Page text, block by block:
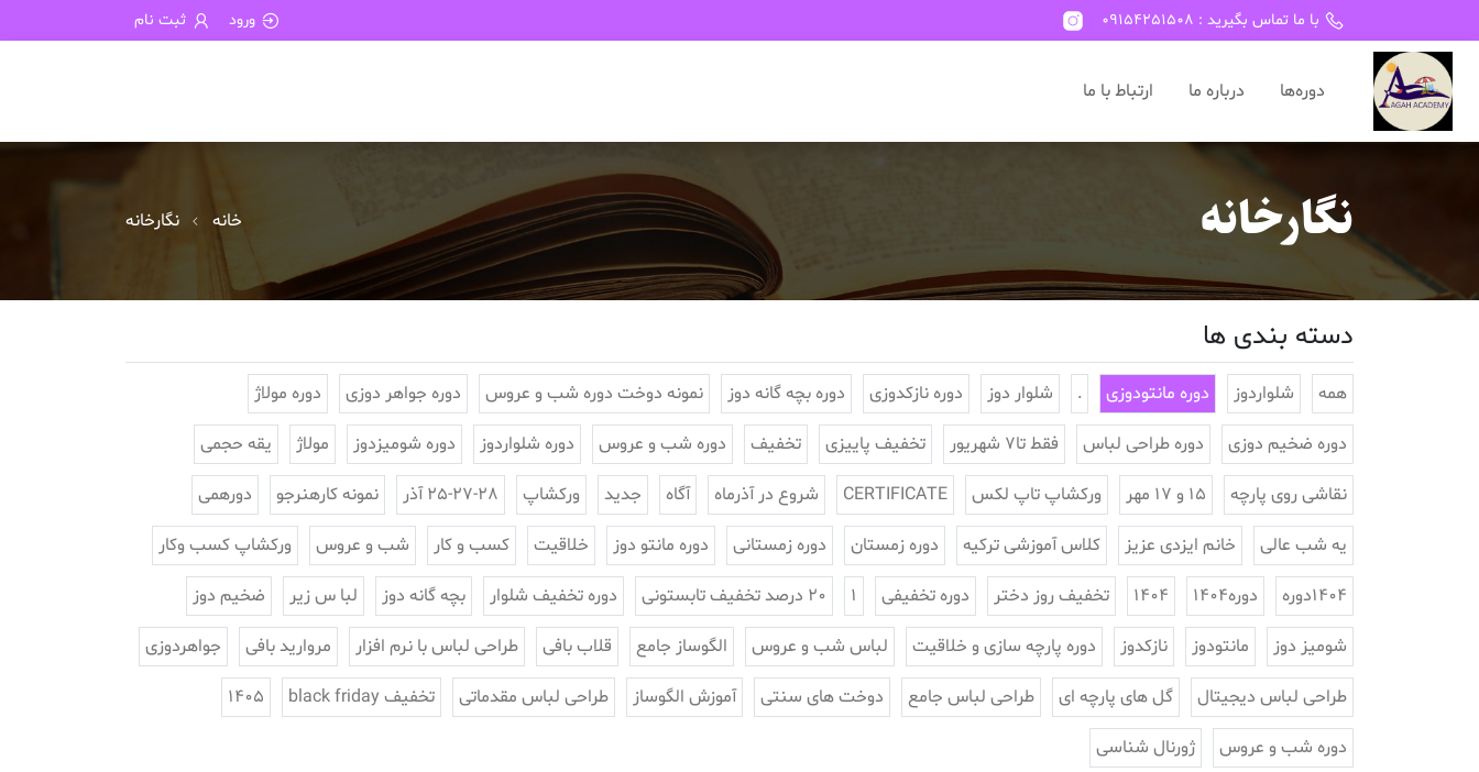
با ما تماس بگیرید : 09154251508 ورود ثبت نام
دوره‌ها درباره ما ارتباط با ما
نگارخانه خانه نگارخانه
دسته بندی ها
همه شلواردوز دوره مانتودوزی . شلوار دوز دوره نازکدوزی دوره بچه گانه دوز نمونه دوخت دوره شب و عروس دوره جواهر دوزی دوره مولاژ
دوره ضخیم دوزی دوره طراحی لباس فقط تا7 شهریور تخفیف پاییزی تخفیف دوره شب و عروس دوره شلواردوز دوره شومیزدوز مولاژ یقه حجمی
نقاشی روی پارچه 15 و 17 مهر ورکشاپ تاپ لکس CERTIFICATE شروع در آذرماه آگاه جدید ورکشاپ 25-27-28 آذر نمونه کارهنرجو دورهمی
یه شب عالی خانم ایزدی عزیز کلاس آموزشی ترکیه دوره زمستان دوره زمستانی دوره مانتو دوز خلاقیت کسب و کار شب و عروس ورکشاپ کسب وکار
1404دوره دوره1404 1404 تخفیف روز دختر دوره تخفیفی 1 20 درصد تخفیف تابستونی دوره تخفیف شلوار بچه گانه دوز لبا س زیر ضخیم دوز
شومیز دوز مانتودوز نازکدوز دوره پارچه سازی و خلاقیت لباس شب و عروس الگوساز جامع قلاب بافی طراحی لباس با نرم افزار مروارید بافی جواهردوزی
طراحی لباس دیجیتال گل های پارچه ای طراحی لباس جامع دوخت های سنتی آموزش الگوساز طراحی لباس مقدماتی تخفیف black friday 1405
دوره شب و عروس ژورنال شناسی